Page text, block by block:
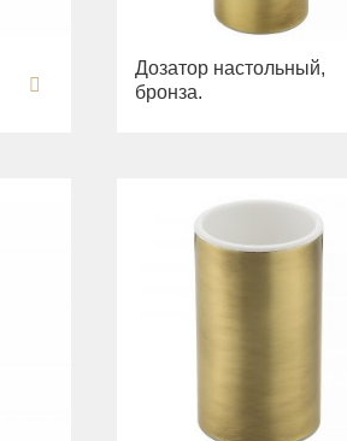
Дозатор настольный,
бронза.